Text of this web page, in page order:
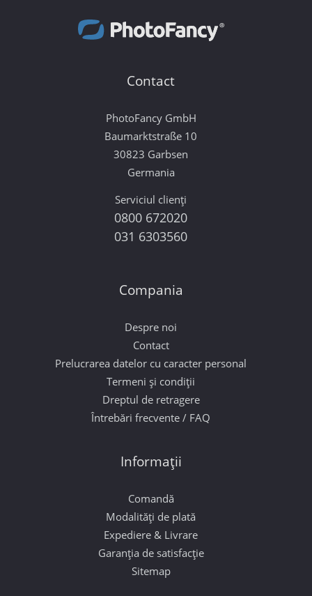
Contact
PhotoFancy GmbH
Baumarktstraße 10
30823 Garbsen
Germania
Serviciul clienți
0800 672020
031 6303560
Compania
Despre noi
Contact
Prelucrarea datelor cu caracter personal
Termeni și condiții
Dreptul de retragere
Întrebări frecvente / FAQ
Informații
Comandă
Modalități de plată
Expediere & Livrare
Garanția de satisfacție
Sitemap